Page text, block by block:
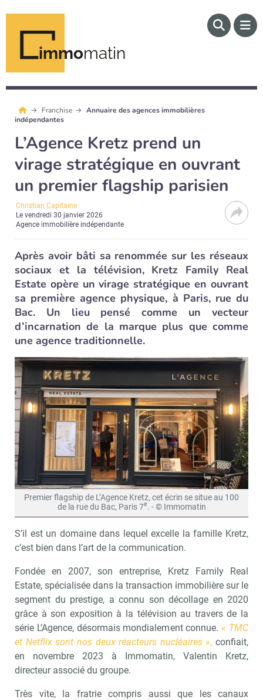
immomatin
Franchise
Annuaire des agences immobilières
indépendantes
L’Agence Kretz prend un
virage stratégique en ouvrant
un premier flagship parisien
Christian Capitaine
Levendredi 30 janvier 2026
Agence immobilière indépendante
Après avoir bâti sa renommée sur les réseaux
sociaux et la télévision, Kretz Family Real
Estate opère un virage stratégique en ouvrant
sa première agence physique, à Paris, rue du
Bac. Un lieu pensé comme un vecteur
d’incarnation de la marque plus que comme
une agence traditionnelle.
Premier flagship de L’Agence Kretz, cet écrin se situe au 100
de la rue du Bac, Paris 7e. - © Immomatin
S’il est un domaine dans lequel excelle la famille Kretz,
c’est bien dans l’art de la communication.
Fondée en 2007, son entreprise, Kretz Family Real
Estate, spécialisée dans la transaction immobilière sur le
segment du prestige, a connu son décollage en 2020
grâce à son exposition à la télévision au travers de la
série L’Agence, désormais mondialement connue. « TMC
et Netflix sont nos deux réacteurs nucléaires», confiait,
en novembre 2023 à Immomatin, Valentin Kretz,
directeur associé du groupe.
Très vite, la fratrie compris aussi que les canaux